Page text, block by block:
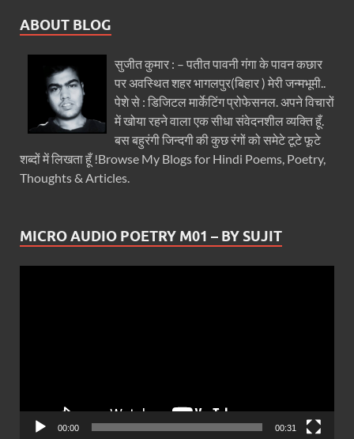
ABOUT BLOG
सुजीत कुमार : – पतीत पावनी गंगा के पावन कछार
पर अवस्थित शहर भागलपुर(बिहार ) मेरी जन्मभूमी..
पेशे से : डिजिटल मार्केटिंग प्रोफेसनल. अपने विचारों
में खोया रहने वाला एक सीधा संवेदनशील व्यक्ति हूँ.
बस बहुरंगी जिन्दगी की कुछ रंगों को समेटे टूटे फूटे
शब्दों में लिखता हूँ !Browse My Blogs for Hindi Poems, Poetry,
Thoughts & Articles.
MICRO AUDIO POETRY M01 – BY SUJIT
00:00 00:31